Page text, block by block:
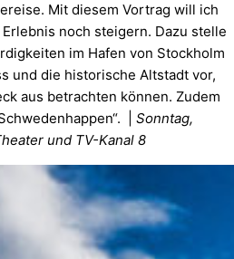
Mit diesem Vortrag will ich
noch steigern. Dazu stelle
im Hafen von Stockholm
und die historische Altstadt vor,
aus betrachten können. Zudem
| Sonntag,
und TV-Kanal 8